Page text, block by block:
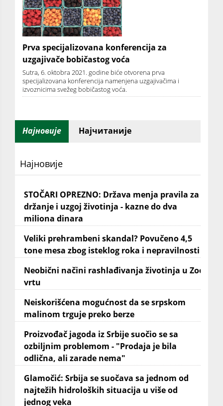
Prva specijalizovana konferencija za
uzgajivače bobičastog voća
Sutra, 6. oktobra 2021. godine biće otvorena prva
specijalizovana konferencija namenjena uzgajivačima i
izvoznicima svežeg bobičastog voća.
Најновије Најчитаније
Најновије
STOČARI OPREZNO: Država menja pravila za
držanje i uzgoj životinja - kazne do dva
miliona dinara
Veliki prehrambeni skandal? Povučeno 4,5
tone mesa zbog isteklog roka i nepravilnosti
Neobični načini rashlađivanja životinja u Zoo
vrtu
Neiskorišćena mogućnost da se srpskom
malinom trguje preko berze
Proizvođač jagoda iz Srbije suočio se sa
ozbiljnim problemom - "Prodaja je bila
odlična, ali zarade nema"
Glamočić: Srbija se suočava sa jednom od
najtežih hidroloških situacija u više od
jednog veka